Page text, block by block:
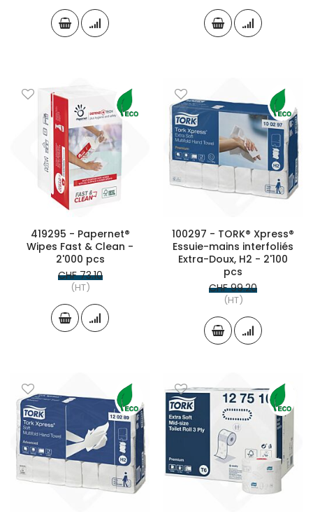
419295 - Papernet®
Wipes Fast & Clean -
2'000 pcs
CHF 73.10
(HT)
100297 - TORK® Xpress®
Essuie-mains interfoliés
Extra-Doux, H2 - 2'100
pcs
CHF 99.20
(HT)